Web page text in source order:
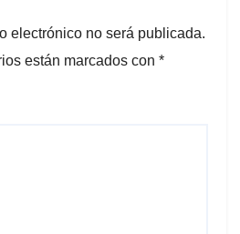
electrónico no será publicada.
están marcados con *